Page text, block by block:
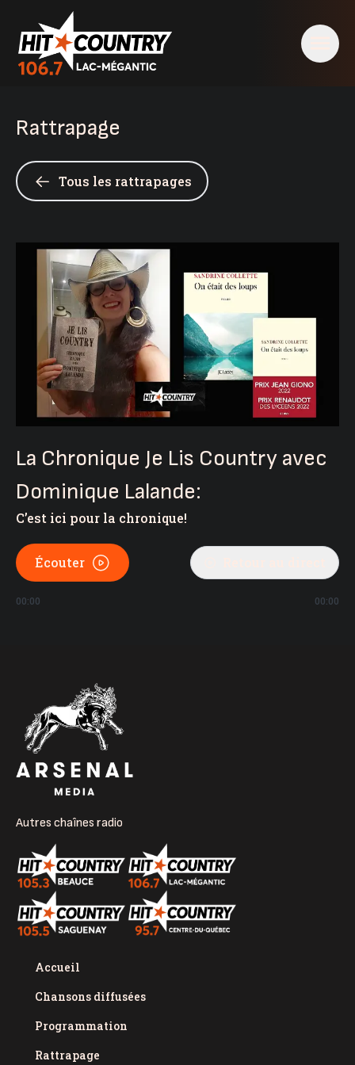
Rattrapage
Tous les rattrapages
La Chronique Je Lis Country avec
Dominique Lalande:
C’est ici pour la chronique!
Écouter
00:00 00:00
Autres chaînes radio
Accueil
Chansons diffusées
Programmation
Rattrapage